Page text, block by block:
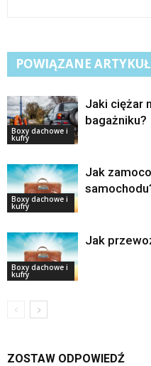
POWIĄZANE
Boxy dachowe i
kufry
Jaki ciężar
bagażniku?
Boxy dachowe i
kufry
Jak
Boxy dachowe i
kufry
Jak
ZOSTAW ODPOWIEDŹ